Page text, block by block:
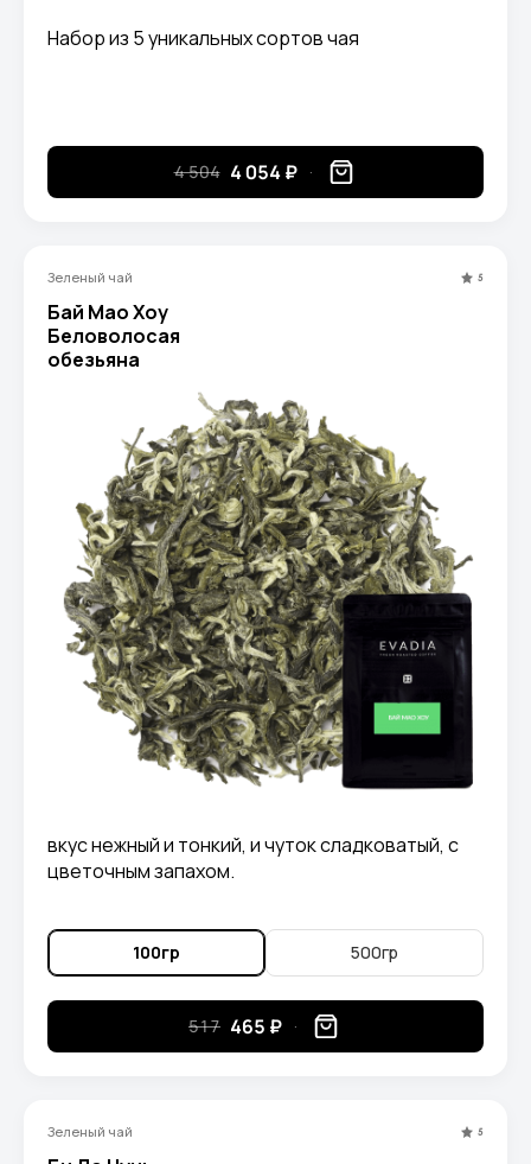
Набор из 5 уникальных сортов чая
4 504 4 054 ₽
Зеленый чай 5
Бай Мао Хоу
Беловолосая
обезьяна
вкус нежный и тонкий, и чуток сладковатый, с
цветочным запахом.
100гр 500гр
517 465 ₽
Зеленый чай 5